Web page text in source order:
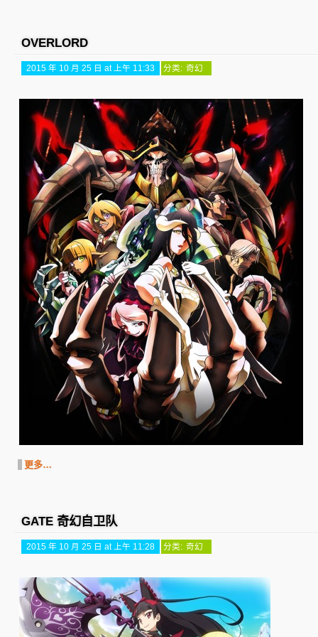
OVERLORD
2015 年 10 月 25 日 at 上午 11:33 分类: 奇幻
更多…
GATE 奇幻自卫队
2015 年 10 月 25 日 at 上午 11:28 分类: 奇幻